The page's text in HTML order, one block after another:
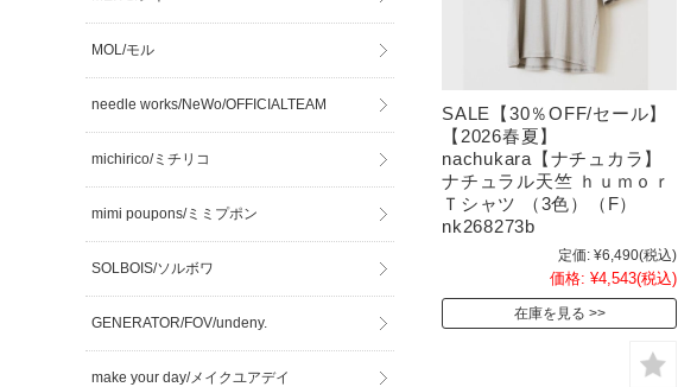
SALE【30％OFF/セール】
【2026春夏】
nachukara【ナチュカラ】
ナチュラル天竺 ｈｕｍｏｒ
Ｔシャツ （3色）（F）
nk268273b
定価: ¥6,490(税込)
価格: ¥4,543(税込)
在庫を見る
MOL/モル
needle works/NeWo/OFFICIALTEAM
michirico/ミチリコ
mimi poupons/ミミプポン
SOLBOIS/ソルボワ
GENERATOR/FOV/undeny.
make your day/メイクユアデイ